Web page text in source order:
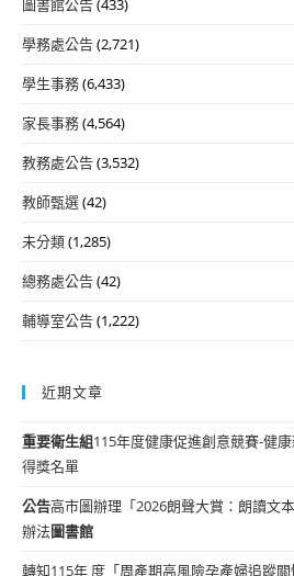
圖書館公告(433)
學務處公告(2,721)
學生事務(6,433)
家長事務(4,564)
教務處公告(3,532)
教師甄選(42)
未分類(1,285)
總務處公告(42)
輔導室公告(1,222)
近期文章
重要衛生組115年度健康促進創意競賽-健
得獎名單
公告高市圖辦理「2026朗聲大賞：朗讀文
辦法圖書館
轉知115年 度「周產期高風險孕產婦追蹤關